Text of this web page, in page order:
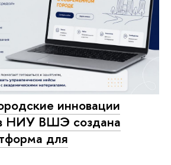
инновации
НИУ ВШЭ создана
для